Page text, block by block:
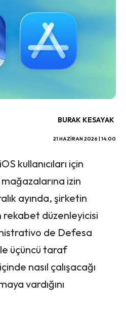
BURAK KESAYAK
21 HAZIRAN 2026 | 14:00
kullanıcıları için
izin
ayında, şirketin
rekabet düzenleyicisi
de Defesa
üçüncü taraf
nasıl çalışacağı
vardığını